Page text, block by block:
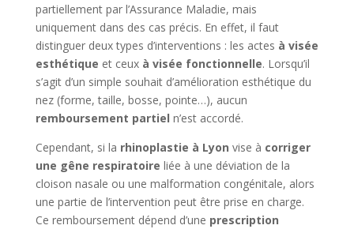
partiellement par l’Assurance Maladie, mais
uniquement dans des cas précis. En effet, il faut
distinguer deux types d’interventions : les actes à visée
esthétique et ceux à visée fonctionnelle. Lorsqu’il
s’agit d’un simple souhait d’amélioration esthétique du
nez (forme, taille, bosse, pointe…), aucun
remboursement partiel n’est accordé.
Cependant, si la rhinoplastie à Lyon vise à corriger
une gêne respiratoire liée à une déviation de la
cloison nasale ou une malformation congénitale, alors
une partie de l’intervention peut être prise en charge.
Ce remboursement dépend d’une prescription